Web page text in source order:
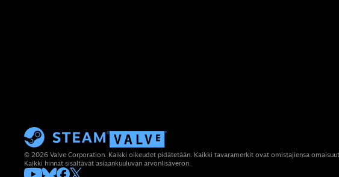
© 2026 Valve Corporation. Kaikki oikeudet pidätetään. Kaikki tavaramerkit ovat omistajiensa
Kaikki hinnat sisältävät asiaankuuluvan arvonlisäveron.